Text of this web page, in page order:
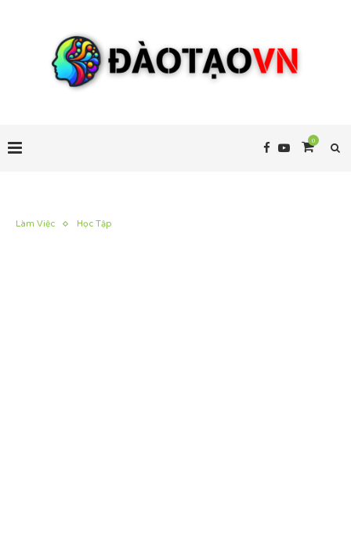
0
Làm Việc Học Tập